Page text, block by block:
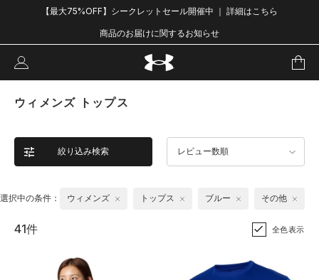
【最大75%OFF】シークレットセール開催中 ｜ 詳細はこちら
商品のお届けに関するお知らせ
ウィメンズ トップス
絞り込み検索 レビュー数順
選択中の条件： ウィメンズ トップス ブルー その他
41件 全色表示